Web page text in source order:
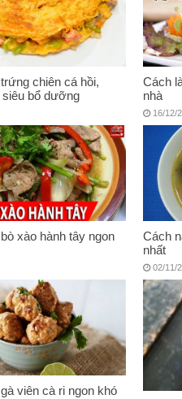
chiên cá hồi,
siêu bổ dưỡng
Cách
nhà
16/12/
xào hành tây ngon
Cách
nhất
02/11/
viên cà ri ngon khó